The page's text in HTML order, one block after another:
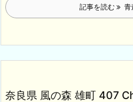
記事を読む 青
奈良県 風の森 雄町 407